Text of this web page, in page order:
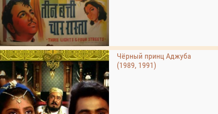
Чёрный принц Аджуба
(1989, 1991)